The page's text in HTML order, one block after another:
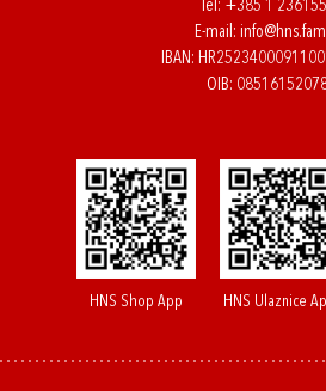
Tel: +385 1
E-mail:
IBAN:
OIB:
HNS Shop App HNS Ulaznice